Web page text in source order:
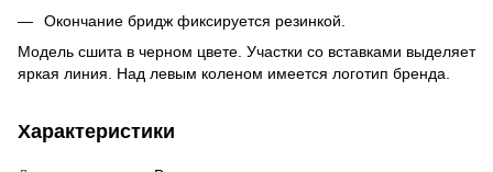
Окончание бридж фиксируется резинкой.
Модель сшита в черном цвете. Участки со вставками выделяет
яркая линия. Над левым коленом имеется логотип бренда.
Характеристики